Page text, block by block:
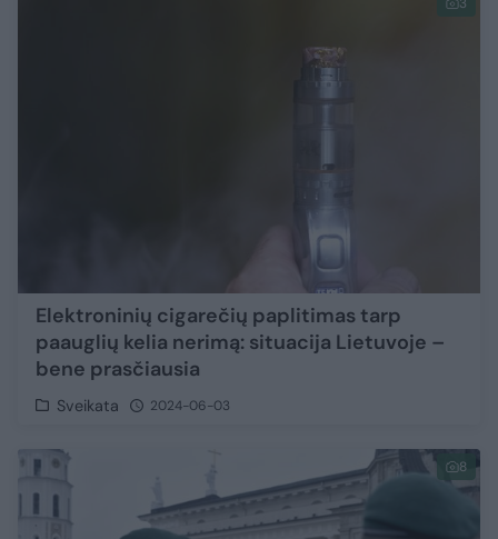
Elektroninių cigarečių paplitimas tarp
paauglių kelia nerimą: situacija Lietuvoje –
bene prasčiausia
Sveikata 2024-06-03
8